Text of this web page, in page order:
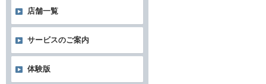
店舗一覧
サービスのご案内
体験版